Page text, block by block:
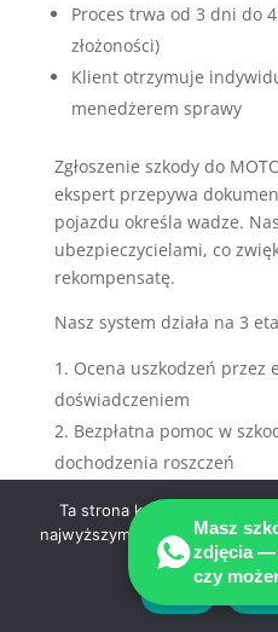
Proces trwa od 3 dni do
złożoności)
Klient otrzymuje
menedżerem sprawy
Zgłoszenie szkody do
ekspert przepywa
pojazdu określa wadze.
ubezpieczycielami, co
rekompensatę.
Nasz system działa na 3
Ocena uszkodzeń przez
doświadczeniem
Bezpłatna pomoc w
dochodzenia roszczeń
Sprawdzenie danych z
ubezpieczeniem
Wyniki: 95% klientów
ciągu 60 dni. Działamy w
Masz
zdjęcia —
czy
Ta strona korzysta z
najwyższym poziomie. Dalsze
że zgadzasz